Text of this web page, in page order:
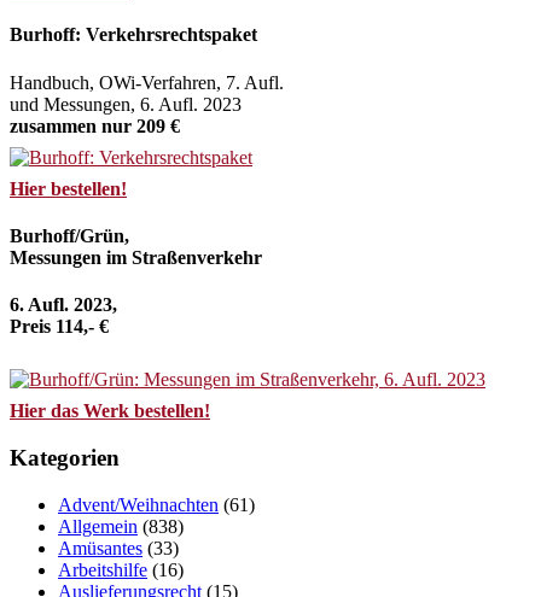
Burhoff: Verkehrsrechtspaket
Handbuch, OWi-Verfahren, 7. Aufl.
und Messungen, 6. Aufl. 2023
zusammen nur 209 €
Hier bestellen!
Burhoff/Grün,
Messungen im Straßenverkehr
6. Aufl. 2023,
Preis 114,- €
Hier das Werk bestellen!
Kategorien
Advent/Weihnachten (61)
Allgemein (838)
Amüsantes (33)
Arbeitshilfe (16)
Auslieferungsrecht (15)